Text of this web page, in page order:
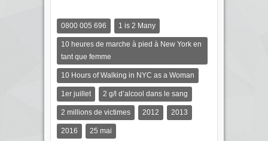
0800 005 696 1 is 2 Many
10 heures de marche à pied à New York en
tant que femme
10 Hours of Walking in NYC as a Woman
1er juillet 2 g/l d’alcool dans le sang
2 millions de victimes 2012 2013
2016 25 mai